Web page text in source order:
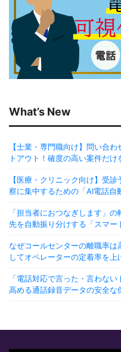
What’s New
【士業・専門職向け】問い合
トアウト！確度の高い案件だ
【医療・クリニック向け】受
察に集中するための「AI電話自
「担当者におつなぎします」
先を自動振り分けする「スマー
なぜコールセンターの離職率
してオペレーターの定着率を上
「電話対応で言った・言わな
高める通話録音データの安全な